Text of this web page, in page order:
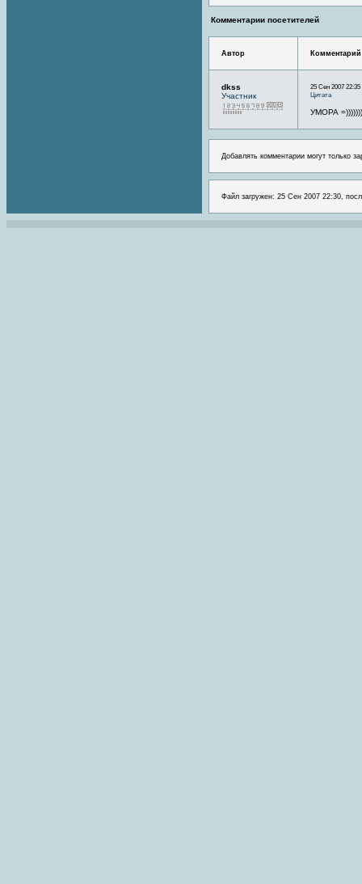
Комментарии посетителей
Автор Комментарий
dkss
Участник
25 Сен 2007 22:35
Цитата
УМОРА
Добавлять комментарии могут только
Файл загружен: 25 Сен 2007 22:30,